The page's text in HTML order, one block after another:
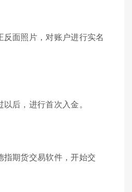
反面照片，对账户进行实名
后，进行首次入金。
指期货交易软件，开始交